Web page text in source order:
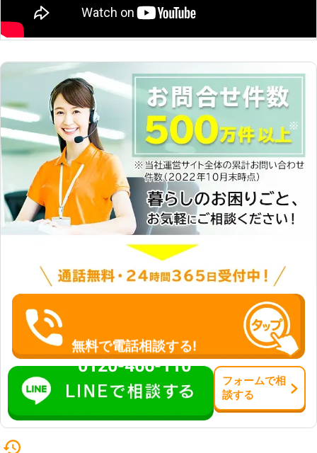
無料で電話相談する!
0120-466-110
フォームで相
談する